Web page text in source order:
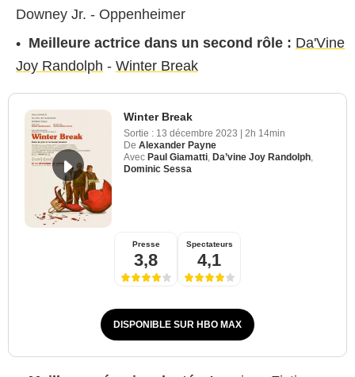
Downey Jr. - Oppenheimer
Meilleure actrice dans un second rôle : Da'Vine
Joy Randolph - Winter Break
Winter Break
Sortie : 13 décembre 2023
2h 14min
De Alexander Payne
Avec Paul Giamatti, Da’vine Joy Randolph,
Dominic Sessa
Presse
3,8
Spectateurs
4,1
DISPONIBLE SUR HBO MAX